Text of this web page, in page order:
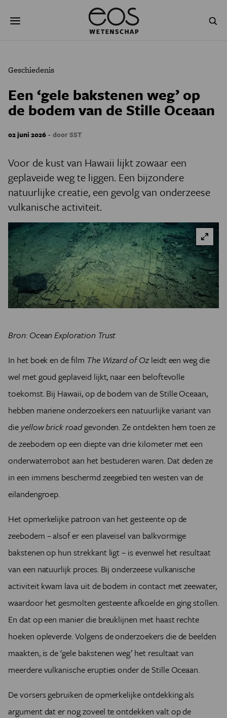
naar
NATUURWETENSCHAPPEN GESCHIEDENIS
PSYCHE & BREIN
PODCAST
JONGE UITDAGERS
Geschiedenis
Een ‘gele bakstenen weg’ op
de bodem van de Stille Oceaan
02 juni 2026 - door SST
Voor de kust van Hawaii lijkt zowaar een
geplaveide weg te liggen. Een bijzondere
natuurlijke creatie, een gevolg van onderzeese
vulkanische activiteit.
Bron: Ocean Exploration Trust
In het boek en de film The Wizard of Ozleidt een weg die
wel met goud geplaveid lijkt, naar een beloftevolle
toekomst. Bij Hawaii, op de bodem van de Stille Oceaan,
hebben mariene onderzoekers een natuurlijke variant van
die yellow brick roadgevonden. Ze ontdekten hem toen ze
de zeebodem op een diepte van drie kilometer met een
onderwaterrobot aan het bestuderen waren. Dat deden ze
in een immens beschermd zeegebied ten westen van de
eilandengroep.
Het opmerkelijke patroon van het gesteente op de
zeebodem – alsof er een plaveisel van balkvormige
bakstenen op hun strekkant ligt – is evenwel het resultaat
van een natuurlijk proces. Bij onderzeese vulkanische
activiteit kwam lava uit de bodem in contact met zeewater,
waardoor het gesmolten gesteente afkoelde en ging stollen.
En dat op een manier die breuklijnen met haast rechte
hoeken opleverde. Volgens de onderzoekers die de beelden
maakten, is de ‘gele bakstenen weg’ het resultaat van
meerdere vulkanische erupties onder de Stille Oceaan.
De vorsers gebruiken de opmerkelijke ontdekking als
argument dat er nog zoveel te ontdekken valt op de